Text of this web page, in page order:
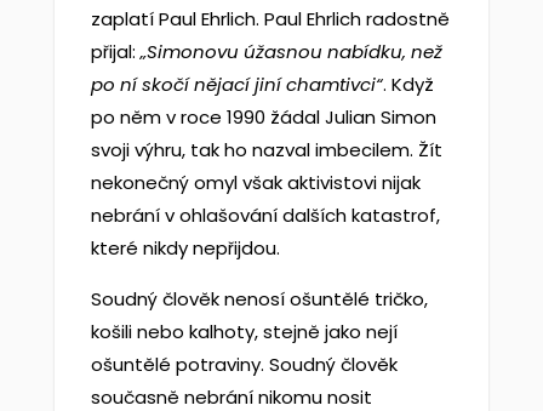
zaplatí Paul Ehrlich. Paul Ehrlich radostně
přijal:„Simonovu úžasnou nabídku, než
po ní skočí nějací jiní chamtivci“. Když
po něm v roce 1990 žádal Julian Simon
svoji výhru, tak ho nazval imbecilem. Žít
nekonečný omyl však aktivistovi nijak
nebrání v ohlašování dalších katastrof,
které nikdy nepřijdou.
Soudný člověk nenosí ošuntělé tričko,
košili nebo kalhoty, stejně jako nejí
ošuntělé potraviny. Soudný člověk
současně nebrání nikomu nosit